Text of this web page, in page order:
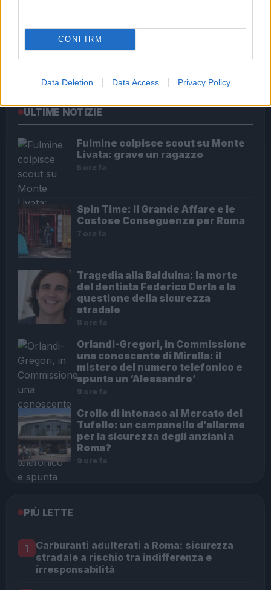
CONFIRM
Data Deletion Data Access Privacy Policy
Roma – Rissa tra riders, un accoltellato
ULTIME NOTIZIE
Fulmine colpisce scout su Monte
Livata: grave un ragazzo
5 ore fa
Spin Time: Il Grande Affare e le
Costose Conseguenze per Roma
7 ore fa
Tragedia alla Balduina: la morte
del dentista Federico Derla e la
questione della sicurezza
stradale
8 ore fa
Orlandi-Gregori, in Commissione
una conoscente di Mirella: il
mistero del numero telefonico e
spunta un ‘Alessandro’
9 ore fa
Crollo di intonaco al Mercato del
Tufello: un campanello d’allarme
per la sicurezza degli anziani a
Roma?
9 ore fa
PIÙ LETTE
1
Carburanti adulterati a Roma: sicurezza
stradale a rischio tra indifferenza e
irresponsabilità